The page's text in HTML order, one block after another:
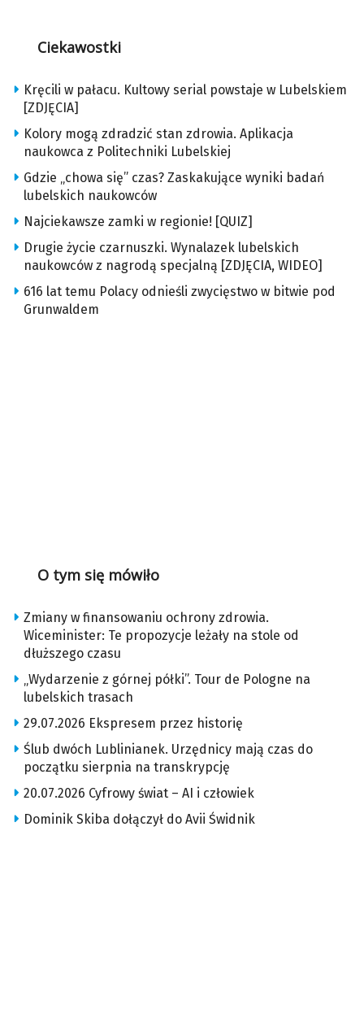
Ciekawostki
Kręcili w pałacu. Kultowy serial powstaje w Lubelskiem
[ZDJĘCIA]
Kolory mogą zdradzić stan zdrowia. Aplikacja
naukowca z Politechniki Lubelskiej
Gdzie „chowa się” czas? Zaskakujące wyniki badań
lubelskich naukowców
Najciekawsze zamki w regionie! [QUIZ]
Drugie życie czarnuszki. Wynalazek lubelskich
naukowców z nagrodą specjalną [ZDJĘCIA, WIDEO]
616 lat temu Polacy odnieśli zwycięstwo w bitwie pod
Grunwaldem
O tym się mówiło
Zmiany w finansowaniu ochrony zdrowia.
Wiceminister: Te propozycje leżały na stole od
dłuższego czasu
„Wydarzenie z górnej półki”. Tour de Pologne na
lubelskich trasach
29.07.2026 Ekspresem przez historię
Ślub dwóch Lublinianek. Urzędnicy mają czas do
początku sierpnia na transkrypcję
20.07.2026 Cyfrowy świat – AI i człowiek
Dominik Skiba dołączył do Avii Świdnik